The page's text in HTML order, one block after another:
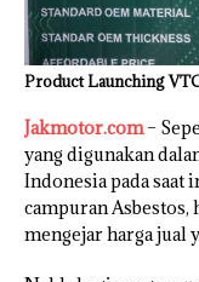
Product Launching
Jakmotor.com–
yang digunakan
Indonesia pada saat
campuran
mengejar harga jual